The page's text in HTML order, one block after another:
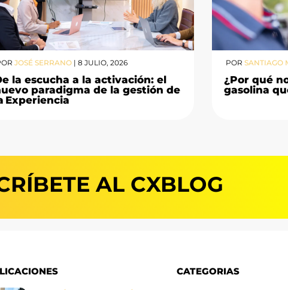
JOSÉ SERRANO | 8 JULIO, 2026
la escucha a la activación: el
paradigma de la gestión de
Experiencia
POR SANTIAGO
¿Por qué
gasolina
AL CXBLOG
CATEGORIAS